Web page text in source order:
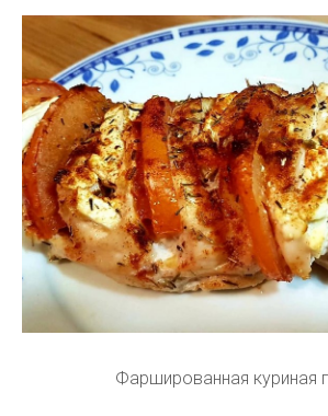
Фаршированная куриная